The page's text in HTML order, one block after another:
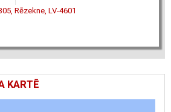
Rēzekne, LV-4601
KARTĒ